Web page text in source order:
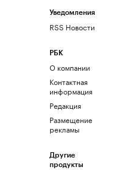
Уведомления
RSS Новости
РБК
О компании
Контактная
информация
Редакция
Размещение
рекламы
Другие
продукты